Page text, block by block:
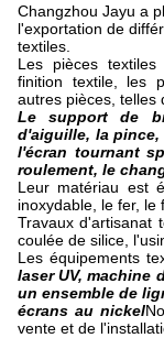
Changzhou Jayu a
l'exportation de
textiles.
Les pièces
finition textile, les
autres pièces, telles
Le support de
d'aiguille, la
l'écran tournant
roulement, le
Leur matériau est
inoxydable, le fer, le
Travaux d'artisanat
coulée de silice,
Les équipements
laser UV, machine
un ensemble de
écrans au nickel
vente et de